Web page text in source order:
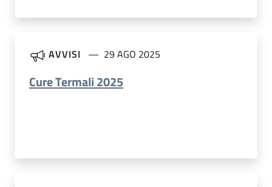
AVVISI 29 AGO 2025
Cure Termali 2025